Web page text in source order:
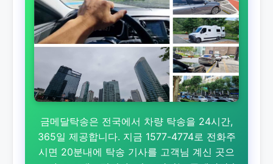
금메달탁송은 전국에서 차량 탁송을 24시간,
365일 제공합니다. 지금 1577-4774로 전화주
시면 20분내에 탁송 기사를 고객님 계신 곳으